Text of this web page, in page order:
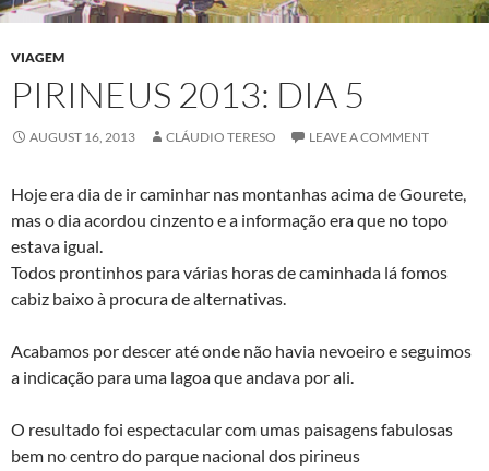
VIAGEM
PIRINEUS 2013: DIA 5
AUGUST 16, 2013 CLÁUDIO TERESO LEAVE A COMMENT
Hoje era dia de ir caminhar nas montanhas acima de Gourete,
mas o dia acordou cinzento e a informação era que no topo
estava igual.
Todos prontinhos para várias horas de caminhada lá fomos
cabiz baixo à procura de alternativas.
Acabamos por descer até onde não havia nevoeiro e seguimos
a indicação para uma lagoa que andava por ali.
O resultado foi espectacular com umas paisagens fabulosas
bem no centro do parque nacional dos pirineus